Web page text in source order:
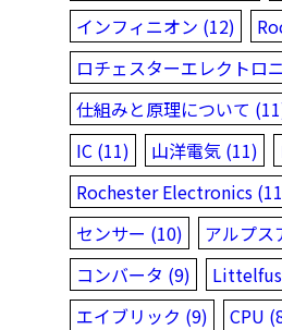
インフィニオン (12)
ロチェスターエレクトロ
仕組みと原理について
IC (11)
山洋電気 (11)
Rochester Electronics
センサー (10)
アルプス
コンバータ (9)
エイブリック (9)
CPU